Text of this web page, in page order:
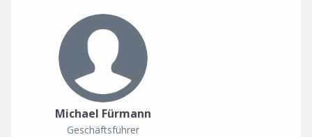
Michael Fürmann
Geschäftsführer